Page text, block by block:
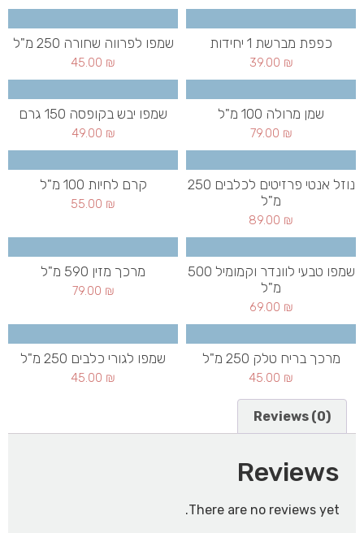
כפפת מברשת 1 יחידות
39.00 ₪
שמפו לפרווה שחורה 250 מ"ל
45.00 ₪
שמן מרולה 100 מ"ל
79.00 ₪
שמפו יבש בקופסה 150 גרם
49.00 ₪
נוזל אנטי פרזיטים לכלבים 250
מ"ל
89.00 ₪
קרם לחיות 100 מ"ל
55.00 ₪
שמפו טבעי לוונדר וקמומיל 500
מ"ל
69.00 ₪
מרכך מזין 590 מ"ל
79.00 ₪
מרכך בריח טלק 250 מ"ל
45.00 ₪
שמפו לגורי כלבים 250 מ"ל
45.00 ₪
Reviews (0)
Reviews
There are no reviews yet.